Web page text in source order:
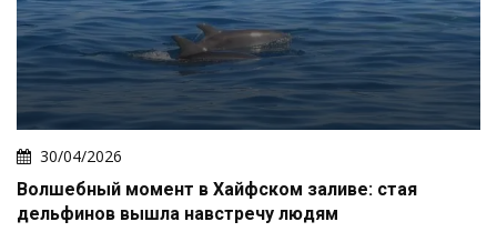
30/04/2026
Волшебный момент в Хайфском заливе: стая
дельфинов вышла навстречу людям